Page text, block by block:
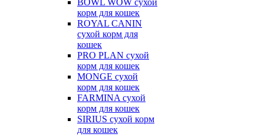
BOWL WOW сухой
корм для кошек
ROYAL CANIN
сухой корм для
кошек
PRO PLAN сухой
корм для кошек
MONGE сухой
корм для кошек
FARMINA сухой
корм для кошек
SIRIUS сухой корм
для кошек